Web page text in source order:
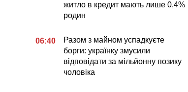
житло в кредит мають лише 0,4%
родин
06:40
Разом з майном успадкуєте
борги: українку змусили
відповідати за мільйонну позику
чоловіка